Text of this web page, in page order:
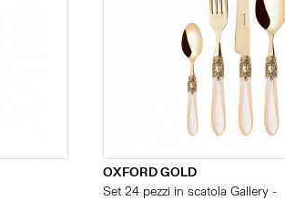
OXFORD GOLD
Set 24 pezzi in scatola Gallery -